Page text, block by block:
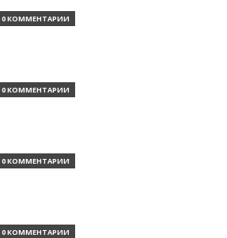
0 КОММЕНТАРИИ
0 КОММЕНТАРИИ
0 КОММЕНТАРИИ
0 КОММЕНТАРИИ